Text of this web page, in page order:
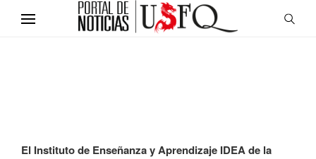
El Instituto de Enseñanza y Aprendizaje IDEA de la